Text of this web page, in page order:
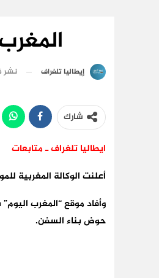
إيطاليا تلغراف نشر
شارك
ايطاليا تلغراف ـ متابعات
أعلنت الوكالة المغربية
وأفاد موقع “المغرب
حوض بناء السفن.